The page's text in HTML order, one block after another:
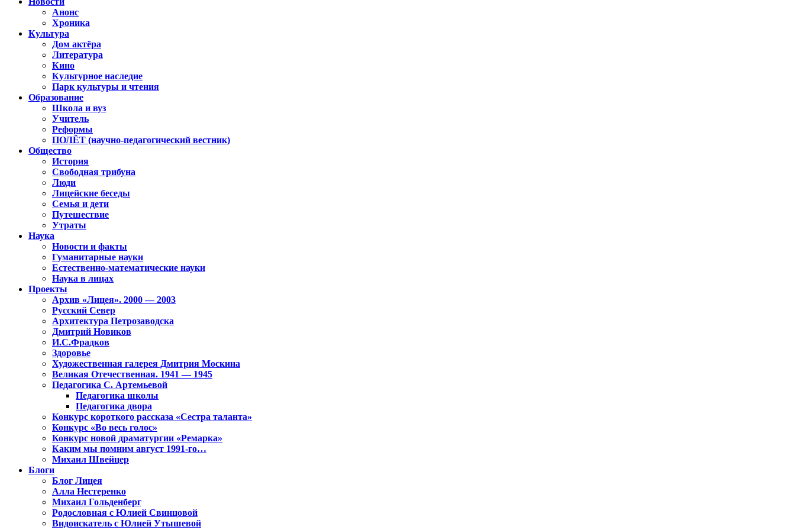
Анонс
Хроника
Культура
Дом актёра
Литература
Кино
Культурное наследие
Парк культуры и чтения
Образование
Школа и вуз
Учитель
Реформы
ПОЛЁТ (научно-педагогический вестник)
Общество
История
Свободная трибуна
Люди
Лицейские беседы
Семья и дети
Путешествие
Утраты
Наука
Новости и факты
Гуманитарные науки
Естественно-математические науки
Наука в лицах
Проекты
Архив «Лицея». 2000 — 2003
Русский Север
Архитектура Петрозаводска
Дмитрий Новиков
И.С.Фрадков
Здоровье
Художественная галерея Дмитрия Москина
Великая Отечественная. 1941 — 1945
Педагогика С. Артемьевой
Педагогика школы
Педагогика двора
Конкурс короткого рассказа «Сестра таланта»
Конкурс «Во весь голос»
Конкурс новой драматургии «Ремарка»
Каким мы помним август 1991-го…
Михаил Швейцер
Блоги
Блог Лицея
Алла Нестеренко
Михаил Гольденберг
Родословная с Юлией Свинцовой
Видоискатель с Юлией Утышевой